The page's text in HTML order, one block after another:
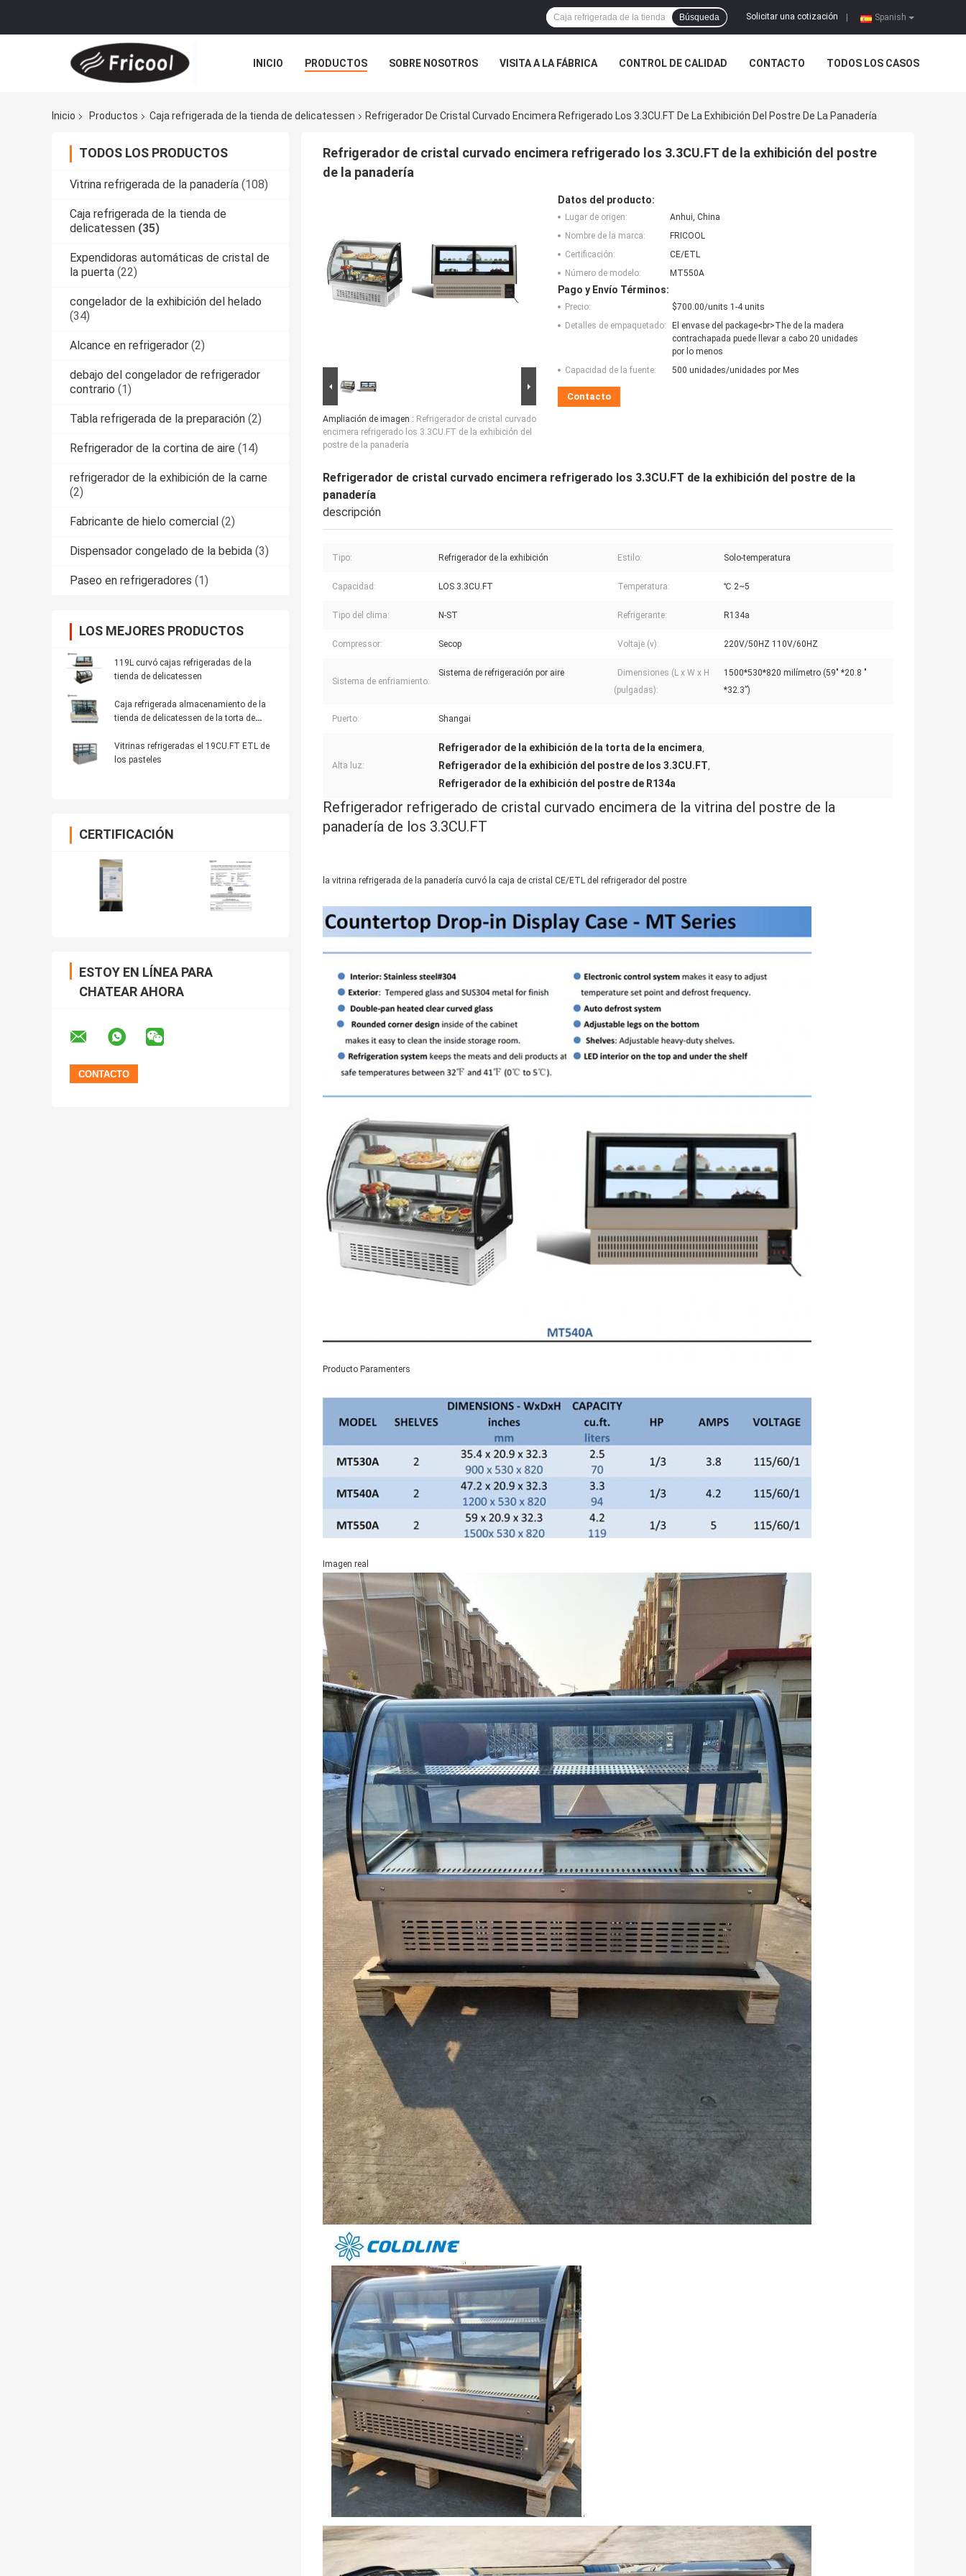
Spanish
Solicitar una cotización
Búsqueda
INICIO PRODUCTOS SOBRE NOSOTROS VISITA A LA FÁBRICA CONTROL DE CALIDAD CONTACTO TODOS LOS CASOS
Inicio Productos Caja refrigerada de la tienda de delicatessen Refrigerador De Cristal Curvado Encimera Refrigerado Los 3.3CU.FT De La Exhibición Del Postre De La Panadería
TODOS LOS PRODUCTOS
Vitrina refrigerada de la panadería (108)
Caja refrigerada de la tienda de
delicatessen (35)
Expendidoras automáticas de cristal de
la puerta (22)
congelador de la exhibición del helado
(34)
Alcance en refrigerador (2)
debajo del congelador de refrigerador
contrario (1)
Tabla refrigerada de la preparación (2)
Refrigerador de la cortina de aire (14)
refrigerador de la exhibición de la carne
(2)
Fabricante de hielo comercial (2)
Dispensador congelado de la bebida (3)
Paseo en refrigeradores (1)
LOS MEJORES PRODUCTOS
119L curvó cajas refrigeradas de la
tienda de delicatessen
Caja refrigerada almacenamiento de la
tienda de delicatessen de la torta de
Vitrinas refrigeradas el 19CU.FT ETL de
los pasteles
CERTIFICACIÓN
ESTOY EN LÍNEA PARA
CHATEAR AHORA
Refrigerador de cristal curvado encimera refrigerado los 3.3CU.FT de la exhibición del postre
de la panadería
Ampliación de imagen : Refrigerador de cristal curvado
encimera refrigerado los 3.3CU.FT de la exhibición del
postre de la panadería
Datos del producto:
Lugar de origen:
Anhui, China
Nombre de la marca:
FRICOOL
Certificación:
CE/ETL
Número de modelo:
MT550A
Pago y Envío Términos:
Precio:
$700.00/units 1-4 units
Detalles de empaquetado:
El envase del package<br>The de la madera
contrachapada puede llevar a cabo 20 unidades
por lo menos
Capacidad de la fuente:
500 unidades/unidades por Mes
Contacto
Refrigerador de cristal curvado encimera refrigerado los 3.3CU.FT de la exhibición del postre de la
panadería
descripción
Tipo: Refrigerador de la exhibición Estilo: Solo-temperatura
Capacidad: LOS 3.3CU.FT Temperatura: ℃ 2~5
Tipo del clima: N-ST Refrigerante: R134a
Compressor: Secop Voltaje (v): 220V/50HZ 110V/60HZ
Sistema de enfriamiento:
Sistema de refrigeración por aire
Dimensiones (L x W x H
(pulgadas):
1500*530*820 milímetro (59" *20.8 "
*32.3”)
Puerto: Shangai
Alta luz:
Refrigerador de la exhibición de la torta de la encimera,
Refrigerador de la exhibición del postre de los 3.3CU.FT,
Refrigerador de la exhibición del postre de R134a
Refrigerador refrigerado de cristal curvado encimera de la vitrina del postre de la
panadería de los 3.3CU.FT
la vitrina refrigerada de la panadería curvó la caja de cristal CE/ETL del refrigerador del postre
Producto Paramenters
Imagen real